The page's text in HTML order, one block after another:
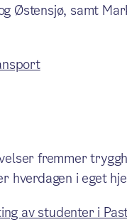
Østensjø, samt
fremmer
hverdagen i eget
av studenter i